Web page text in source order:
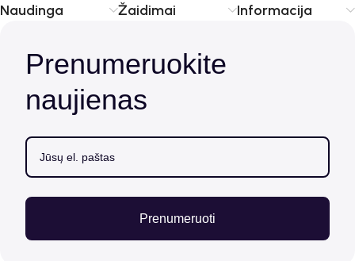
Naudinga Žaidimai Informacija
Prenumeruokite
naujienas
Prenumeruoti